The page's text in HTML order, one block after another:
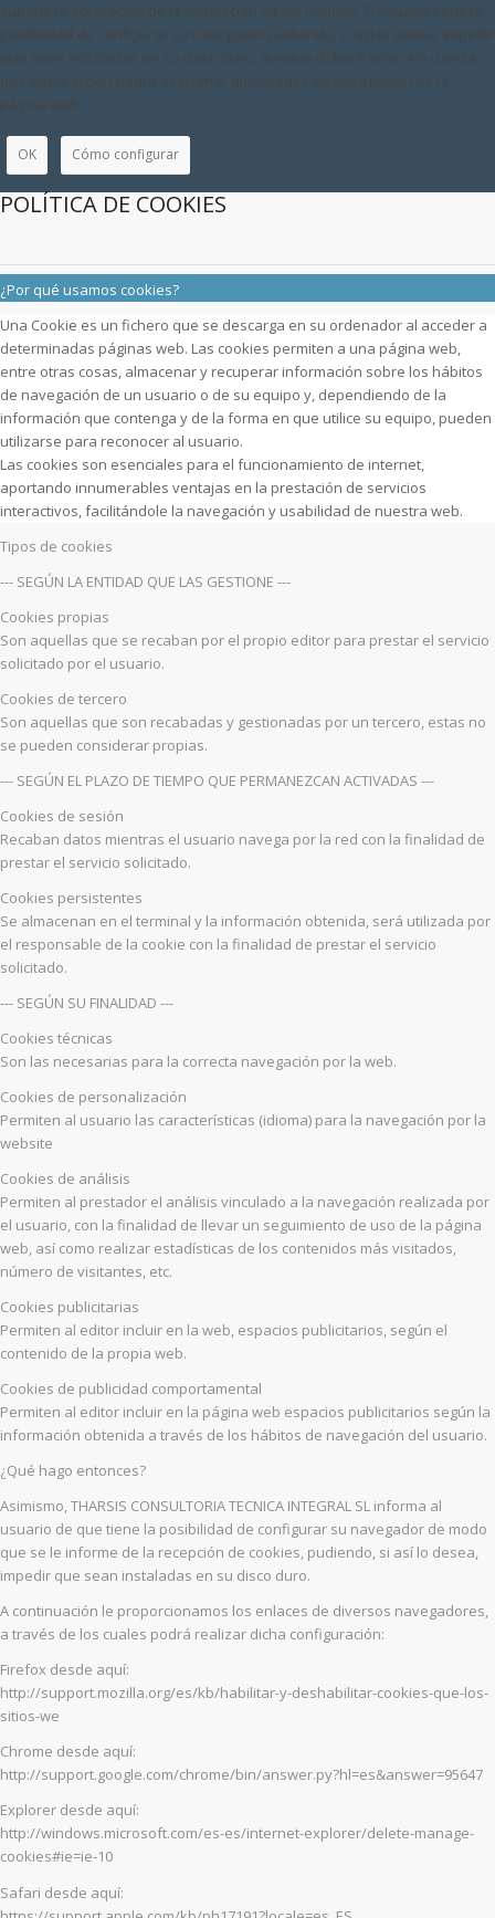
supone la aceptación de la instalación de las mismas. El usuario tiene la
posibilidad de configurar su navegador pudiendo, si así lo desea, impedir
que sean instaladas en su disco duro, aunque deberá tener en cuenta
que dicha acción podrá ocasionar dificultades de navegación de la
página web.
OK Cómo configurar
POLÍTICA DE COOKIES
¿Por qué usamos cookies?
Una Cookie es un fichero que se descarga en su ordenador al acceder a
determinadas páginas web. Las cookies permiten a una página web,
entre otras cosas, almacenar y recuperar información sobre los hábitos
de navegación de un usuario o de su equipo y, dependiendo de la
información que contenga y de la forma en que utilice su equipo, pueden
utilizarse para reconocer al usuario.
Las cookies son esenciales para el funcionamiento de internet,
aportando innumerables ventajas en la prestación de servicios
interactivos, facilitándole la navegación y usabilidad de nuestra web.
Tipos de cookies
--- SEGÚN LA ENTIDAD QUE LAS GESTIONE ---
Cookies propias
Son aquellas que se recaban por el propio editor para prestar el servicio
solicitado por el usuario.
Cookies de tercero
Son aquellas que son recabadas y gestionadas por un tercero, estas no
se pueden considerar propias.
--- SEGÚN EL PLAZO DE TIEMPO QUE PERMANEZCAN ACTIVADAS ---
Cookies de sesión
Recaban datos mientras el usuario navega por la red con la finalidad de
prestar el servicio solicitado.
Cookies persistentes
Se almacenan en el terminal y la información obtenida, será utilizada por
el responsable de la cookie con la finalidad de prestar el servicio
solicitado.
--- SEGÚN SU FINALIDAD ---
Cookies técnicas
Son las necesarias para la correcta navegación por la web.
Cookies de personalización
Permiten al usuario las características (idioma) para la navegación por la
website
Cookies de análisis
Permiten al prestador el análisis vinculado a la navegación realizada por
el usuario, con la finalidad de llevar un seguimiento de uso de la página
web, así como realizar estadísticas de los contenidos más visitados,
número de visitantes, etc.
Cookies publicitarias
Permiten al editor incluir en la web, espacios publicitarios, según el
contenido de la propia web.
Cookies de publicidad comportamental
Permiten al editor incluir en la página web espacios publicitarios según la
información obtenida a través de los hábitos de navegación del usuario.
¿Qué hago entonces?
Asimismo, THARSIS CONSULTORIA TECNICA INTEGRAL SL informa al
usuario de que tiene la posibilidad de configurar su navegador de modo
que se le informe de la recepción de cookies, pudiendo, si así lo desea,
impedir que sean instaladas en su disco duro.
A continuación le proporcionamos los enlaces de diversos navegadores,
a través de los cuales podrá realizar dicha configuración:
Firefox desde aquí:
http://support.mozilla.org/es/kb/habilitar-y-deshabilitar-cookies-que-los-
sitios-we
Chrome desde aquí:
http://support.google.com/chrome/bin/answer.py?hl=es&answer=95647
Explorer desde aquí:
http://windows.microsoft.com/es-es/internet-explorer/delete-manage-
cookies#ie=ie-10
Safari desde aquí: